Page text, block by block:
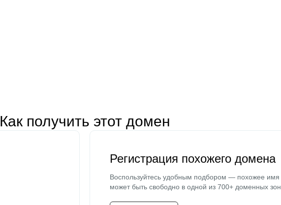
Как получить этот домен
Регистрация похожего домена
Воспользуйтесь удобным подбором — похожее имя
может быть свободно в одной из 700+ доменных зон.